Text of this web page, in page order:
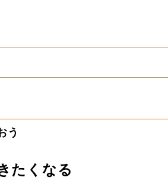
う
たくなる